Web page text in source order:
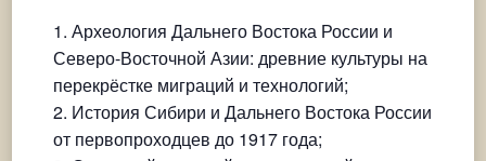
Археология Дальнего Востока России и
Северо-Восточной Азии: древние культуры на
перекрёстке миграций и технологий;
История Сибири и Дальнего Востока России
от первопроходцев до 1917 года;